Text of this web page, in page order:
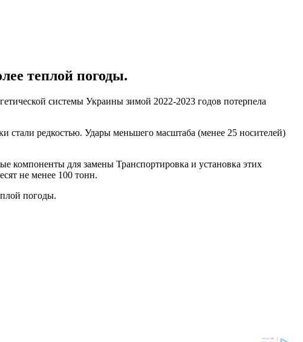
теплой погоды.
системы Украины зимой 2022-2023 годов потерпела
стали редкостью. Удары меньшего масштаба (менее 25 носителей)
компоненты для замены Транспортировка и установка этих
не менее 100 тонн.
погоды.